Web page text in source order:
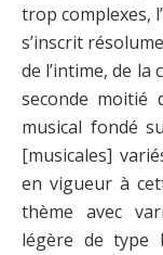
trop complexes,
s’inscrit
de l’intime, de la
seconde moitié
musical fondé
[musicales]
en vigueur à
thème avec
légère de type